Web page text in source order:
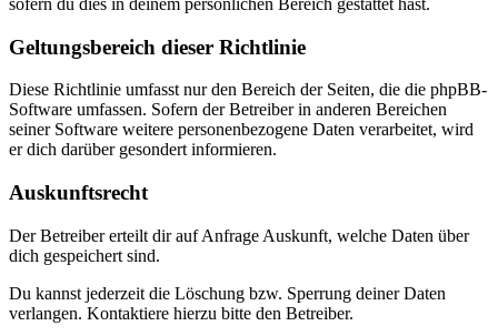
sofern du dies in deinem persönlichen Bereich gestattet hast.
Geltungsbereich dieser Richtlinie
Diese Richtlinie umfasst nur den Bereich der Seiten, die die phpBB-
Software umfassen. Sofern der Betreiber in anderen Bereichen
seiner Software weitere personenbezogene Daten verarbeitet, wird
er dich darüber gesondert informieren.
Auskunftsrecht
Der Betreiber erteilt dir auf Anfrage Auskunft, welche Daten über
dich gespeichert sind.
Du kannst jederzeit die Löschung bzw. Sperrung deiner Daten
verlangen. Kontaktiere hierzu bitte den Betreiber.